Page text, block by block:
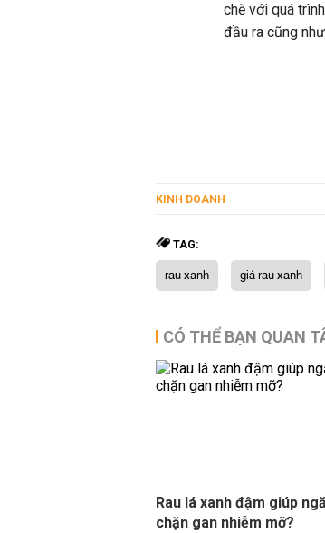
chẽ với quá
đầu ra cũng
KINH DOANH
TAG:
rau xanh giá rau xanh
CÓ THỂ BẠN QUAN
Rau lá xanh đậm giúp
chặn gan nhiễm mỡ?